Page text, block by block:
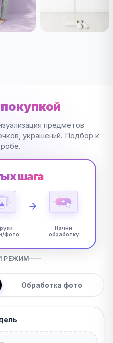
предметов
украшений. Подбор к
шага
фото
Начни
обработку
РЕЖИМ
Обработка фото